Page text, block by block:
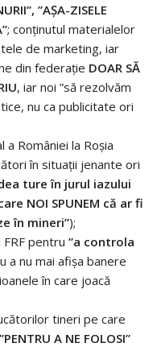
”AȘA-ZISELE
; conținutul materialelor
de marketing, iar
din federație DOAR SĂ
, iar noi ”să rezolvăm
nu ca publicitate ori
a României la Roșia
în situații jenante ori
ture în jurul iazului
NOI SPUNEM că ar fi
în mineri”);
pentru ”a controla
a nu mai afișa banere
în care joacă
tineri pe care
”PENTRU A NE FOLOSI”